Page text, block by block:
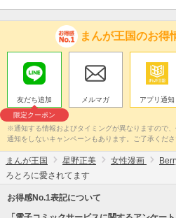
まんが王国のお得
友だち追加
限定クーポン
メルマガ アプリ通知
※通知する情報およびタイミングが異なりますので
通知をしないキャンペーンもあります。ご了承くださ
まんが王国 星野正美 女性漫画
ろとろに愛されてます
お得感No.1表記について